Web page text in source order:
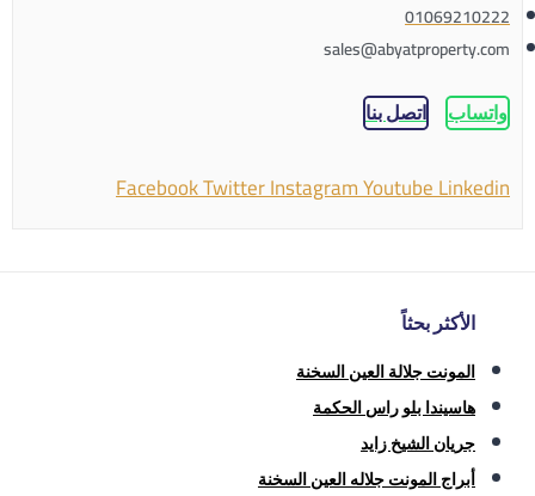
01069210222
sales@abyatproperty.com
واتساب اتصل بنا
FacebookTwitterInstagramYoutubeLinkedin
الأكثر بحثاً
المونت جلالة العين السخنة
هاسيندا بلو راس الحكمة
جريان الشيخ زايد
أبراج المونت جلاله العين السخنة